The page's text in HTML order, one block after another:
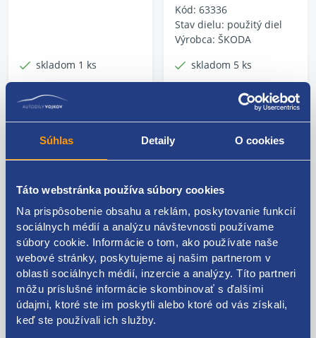
Súhlas Detaily O cookies
Táto webstránka používa súbory cookies
Na prispôsobenie obsahu a reklám, poskytovanie funkcií
sociálnych médií a analýzu návštevnosti používame
súbory cookie. Informácie o tom, ako používate naše
webové stránky, poskytujeme aj našim partnerom v
oblasti sociálnych médií, inzercie a analýzy. Títo partneri
môžu príslušné informácie skombinovať s ďalšími
údajmi, ktoré ste im poskytli alebo ktoré od vás získali,
keď ste používali ich služby.
skladom 1 ks
35.93 EUR bez DPH
Kód: 63336
Stav dielu: použitý diel
Výrobca: ŠKODA
skladom 5 ks
5.39 EUR bez DPH
Palivová nádrž
BENZÍN
Lambda sonda